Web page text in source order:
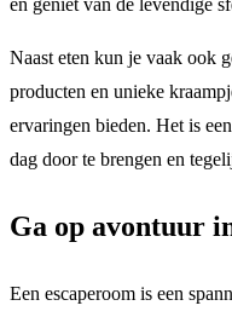
Naast eten kun je vaak ook
producten en unieke
ervaringen bieden. Het is
dag door te brengen en
Ga op avontuur
Een escaperoom is een